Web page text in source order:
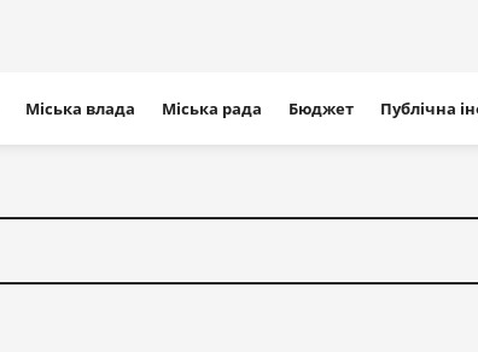
Міська влада Міська рада Бюджет Публічна